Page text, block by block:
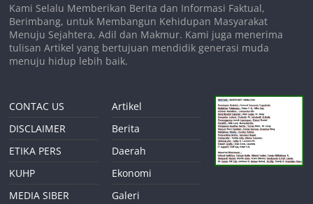
Kami Selalu Memberikan Berita dan Informasi Faktual,
Berimbang, untuk Membangun Kehidupan Masyarakat
Menuju Sejahtera, Adil dan Makmur. Kami juga menerima
tulisan Artikel yang bertujuan mendidik generasi muda
menuju hidup lebih baik.
CONTAC US
DISCLAIMER
ETIKA PERS
KUHP
MEDIA SIBER
Artikel
Berita
Daerah
Ekonomi
Galeri